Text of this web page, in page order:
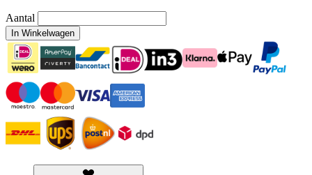
Aantal
In Winkelwagen